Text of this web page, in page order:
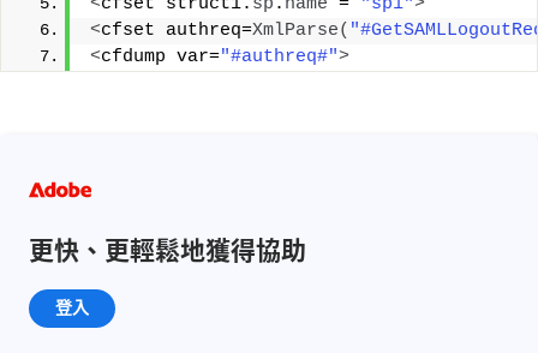
<cfset authreq=XmlParse(
<cfdump var="#authreq#">
更快、更輕鬆地獲得協助
登入